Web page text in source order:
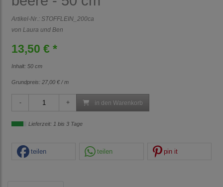
Artikel-Nr.: STOFFLEIN_200ca
von Laura und Ben
13,50 € *
Inhalt: 50 cm
Grundpreis: 27,00 € / m
in den Warenkorb
Lieferzeit: 1 bis 3 Tage
teilen teilen pin it